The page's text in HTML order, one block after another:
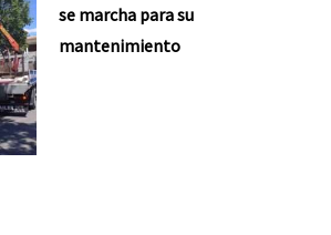
se marcha para su
mantenimiento